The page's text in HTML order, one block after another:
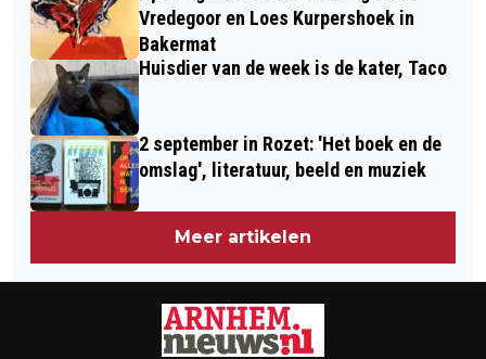
Vredegoor en Loes Kurpershoek in
Bakermat
Huisdier van de week is de kater, Taco
2 september in Rozet: 'Het boek en de
omslag', literatuur, beeld en muziek
Meer artikelen